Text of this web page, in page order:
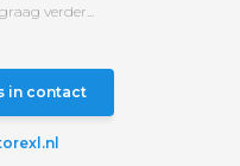
verder...
in contact